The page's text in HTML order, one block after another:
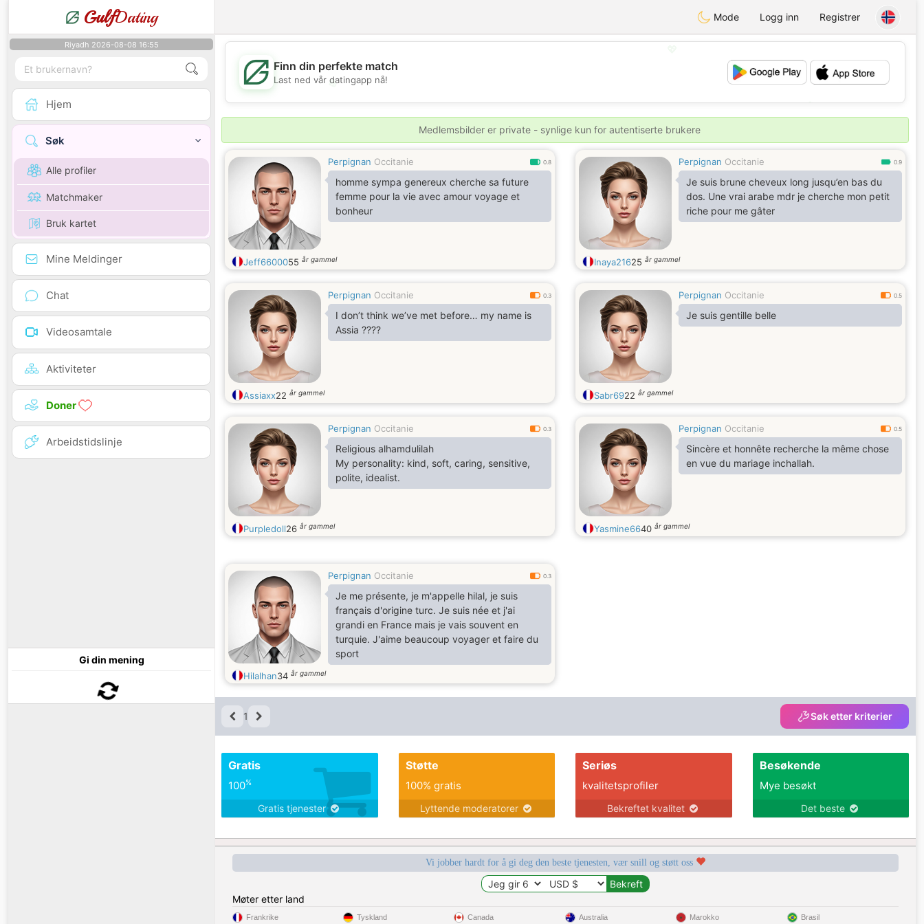
GulfDating Mode Logg inn Registrer
Riyadh 2026-08-08 16:55
Hjem
Søk
Alle profiler
Matchmaker
Bruk kartet
Mine Meldinger
Chat
Videosamtale
Aktiviteter
Doner
Arbeidstidslinje
Gi din mening
💖
💕
💕
Finn din perfekte match
Last ned vår datingapp nå!
Medlemsbilder er private - synlige kun for autentiserte brukere
Perpignan Occitanie 0.8
homme sympa genereux cherche sa future
femme pour la vie avec amour voyage et
bonheur
Jeff6600055 år gammel
Perpignan Occitanie 0.9
Je suis brune cheveux long jusqu’en bas du
dos. Une vrai arabe mdr je cherche mon petit
riche pour me gâter
Inaya21625 år gammel
Perpignan Occitanie 0.3
I don’t think we’ve met before… my name is
Assia ????
Assiaxx22 år gammel
Perpignan Occitanie 0.5
Je suis gentille belle
Sabr6922 år gammel
Perpignan Occitanie 0.3
Religious alhamdulilah
My personality: kind, soft, caring, sensitive,
polite, idealist.
Purpledoll26 år gammel
Perpignan Occitanie 0.5
Sincère et honnête recherche la même chose
en vue du mariage inchallah.
Yasmine6640 år gammel
Perpignan Occitanie 0.3
Je me présente, je m'appelle hilal, je suis
français d'origine turc. Je suis née et j'ai
grandi en France mais je vais souvent en
turquie. J'aime beaucoup voyager et faire du
sport
Hilalhan34 år gammel
1 Søk etter kriterier
Gratis
100%
Gratis tjenester
Støtte
100% gratis
Lyttende moderatorer
Seriøs
kvalitetsprofiler
Bekreftet kvalitet
Besøkende
Mye besøkt
Det beste
Vi jobber hardt for å gi deg den beste tjenesten, vær snill og støtt oss
Møter etter land
Frankrike Tyskland Canada Australia Marokko Brasil